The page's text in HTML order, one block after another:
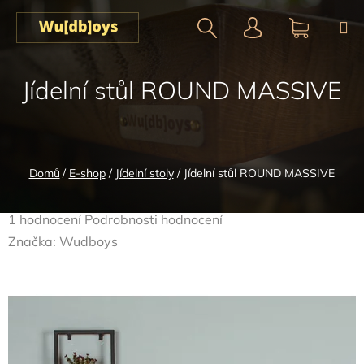
Přejít
obsah
KOŠÍK
Domů / E-shop / Jídelní stoly / Jídelní stůl ROUND MASSIVE
Jídelní stůl ROUND MASSIVE
Průměrné
hodnocení
1 hodnocení Podrobnosti hodnocení
Značka: Wudboys